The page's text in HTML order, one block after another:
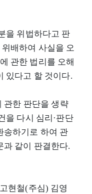
을 위법하다고 판
배하여 사실을 오
관한 법리를 오해
있다고 할 것이다.
관한 판단을 생략
을 다시 심리·판단
송하기로 하여 관
과 같이 판결한다.
현철(주심) 김영